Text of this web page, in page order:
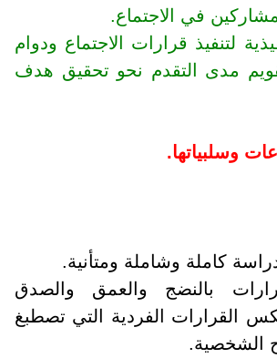
في الاجتماع.
لتنفيذ قرارات الاجتماع ودوام
مدى التقدم نحو تحقيق هدف
وسلبياتها.
بالنضج والعمق والصدق
القرارات الفردية التي تصطبغ
الشخصية.